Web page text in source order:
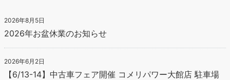
2026年8月5日
2026年お盆休業のお知らせ
2026年6月2日
【6/13-14】中古車フェア開催 コメリパワー大館店 駐車場